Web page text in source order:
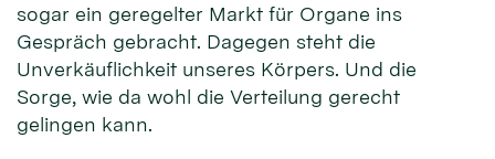
sogar ein geregelter Markt für Organe ins
Gespräch gebracht. Dagegen steht die
Unverkäuflichkeit unseres Körpers. Und die
Sorge, wie da wohl die Verteilung gerecht
gelingen kann.